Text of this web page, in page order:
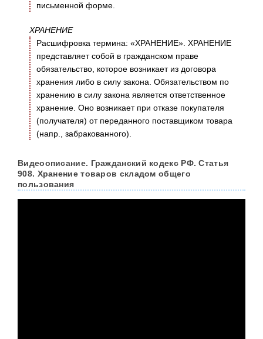
письменной форме.
ХРАНЕНИЕ
Расшифровка термина: «ХРАНЕНИЕ». ХРАНЕНИЕ
представляет собой в гражданском праве
обязательство, которое возникает из договора
хранения либо в силу закона. Обязательством по
хранению в силу закона является ответственное
хранение. Оно возникает при отказе покупателя
(получателя) от переданного поставщиком товара
(напр., забракованного).
Видеоописание. Гражданский кодекс РФ. Статья
908. Хранение товаров складом общего
пользования